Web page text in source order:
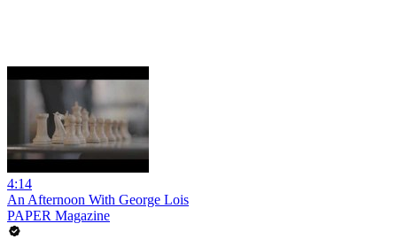
4:14
An Afternoon With George Lois
PAPER Magazine